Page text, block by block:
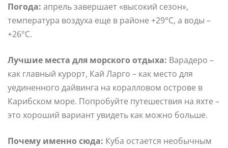
Погода: апрель завершает «высокий сезон»,
температура воздуха еще в районе +29°С, а воды –
+26°С.
Лучшие места для морского отдыха: Варадеро –
как главный курорт, Кай Ларго – как место для
уединенного дайвинга на коралловом острове в
Карибском море. Попробуйте путешествия на яхте –
это хороший вариант увидеть как можно больше.
Почему именно сюда: Куба остается необычным